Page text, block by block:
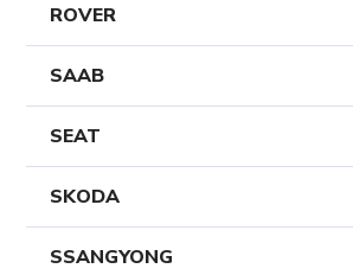
ROVER
SAAB
SEAT
SKODA
SSANGYONG